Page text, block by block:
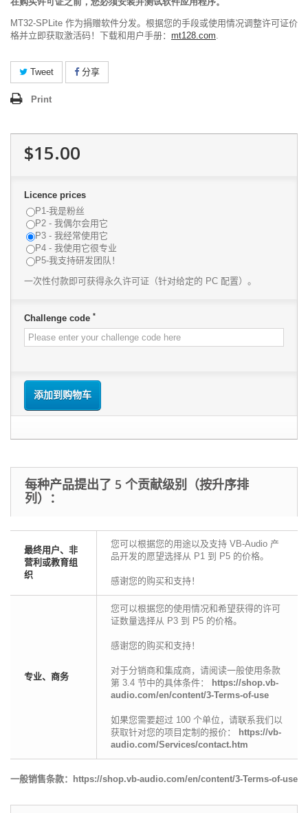
MT32-SPLite 作为捐赠软件分发。根据您的手段或使用情况调整许可证价
格并立即获取激活码！下载和用户手册： mt128.com.
Tweet 分享
Print
$15.00
Licence prices
P1-我是粉丝
P2 - 我偶尔会用它
P3 - 我经常使用它
P4 - 我使用它很专业
P5-我支持研发团队！
一次性付款即可获得永久许可证（针对给定的 PC 配置）。
Challenge code *
添加到购物车
每种产品提出了 5 个贡献级别（按升序排
列）：
最终用户、非
营利或教育组
织
您可以根据您的用途以及支持 VB-Audio 产
品开发的愿望选择从 P1 到 P5 的价格。
感谢您的购买和支持！
专业、商务
您可以根据您的使用情况和希望获得的许可
证数量选择从 P3 到 P5 的价格。
感谢您的购买和支持！
对于分销商和集成商，请阅读一般使用条款
第 3.4 节中的具体条件：
https://shop.vb-
audio.com/en/content/3-Terms-of-use
如果您需要超过 100 个单位，请联系我们以
获取针对您的项目定制的报价：
https://vb-
audio.com/Services/contact.htm
一般销售条款： https://shop.vb-audio.com/en/content/3-Terms-of-use